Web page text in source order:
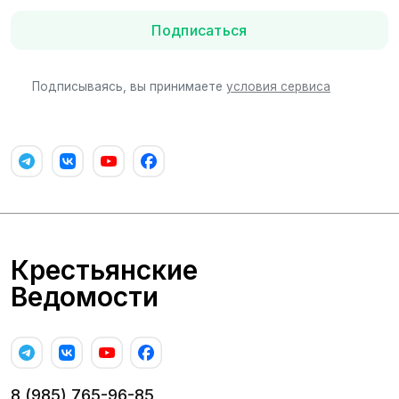
Подписаться
Подписываясь, вы принимаете условия сервиса
Крестьянские
Ведомости
8 (985) 765-96-85